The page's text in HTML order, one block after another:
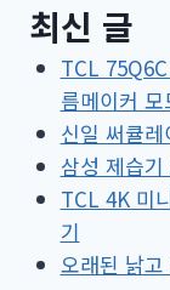
최신 글
TCL
름메이커 모
신일 써큘
삼성 제습
TCL 4K 미
기
오래된 낡